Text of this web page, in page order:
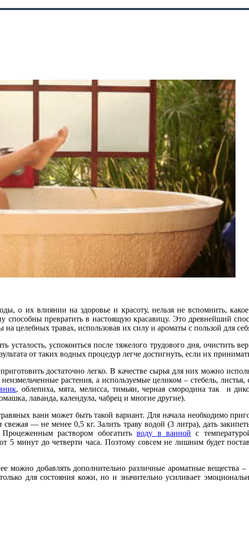
о их влиянии на здоровье и красоту, нельзя не вспомнить,
превратить в настоящую красавицу. Это древнейший
целебных травах, использовав их силу и ароматы с пользой для
усталость, успокоиться после тяжелого трудового дня, очистить
от таких водных процедур легче достигнуть, если их
достаточно легко. В качестве сырья для них можно
растения, а используемые целиком – стебель,
, облепиха, мята, мелисса, тимьян, черная смородина так и
лаванда, календула, чабрец и многие другие).
ванн может быть такой вариант. Для начала необходимо
— не менее 0,5 кг. Залить траву водой (3 литра), дать
раствором обогатитьводу в ванной
с
5 минут до четверти часа. Поэтому совсем не лишним будет
можно добавлять дополнительно различные ароматные вещества
для состояния кожи, но и значительно усиливает